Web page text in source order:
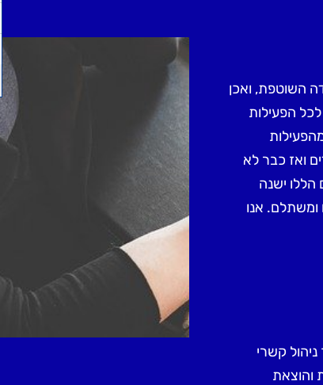
השוטפת, ואכן
הפעילות
ואז כבר לא
הללו ישנה
אנו
קשרי
והוצאת